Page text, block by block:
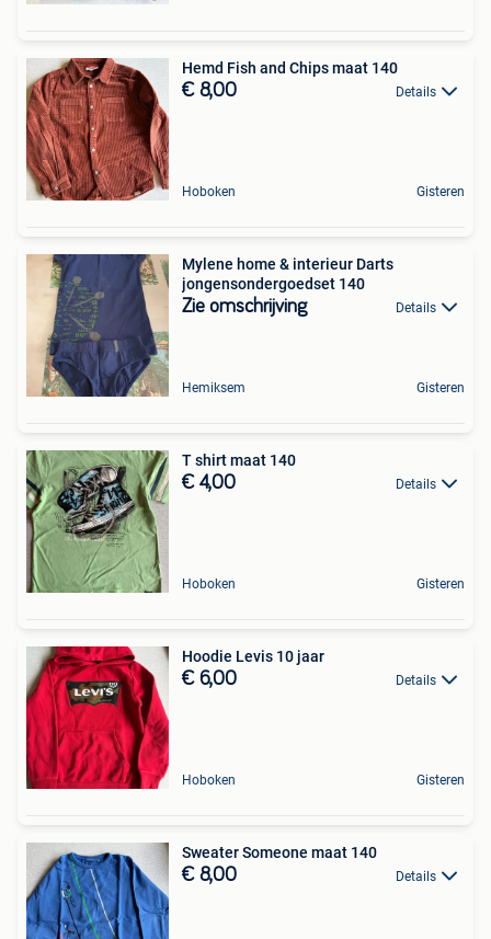
Hemd Fish and Chips maat 140
€ 8,00 Details
Hoboken Gisteren
Mylene home & interieur Darts
jongensondergoedset 140
Zie omschrijving Details
Hemiksem Gisteren
T shirt maat 140
€ 4,00 Details
Hoboken Gisteren
Hoodie Levis 10 jaar
€ 6,00 Details
Hoboken Gisteren
Sweater Someone maat 140
€ 8,00 Details